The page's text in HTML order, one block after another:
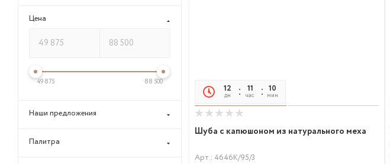
12
дн
11
час
10
мин
Шуба с капюшоном из натурального меха
Арт.: 4646К/95/3
Цена
49 875 88 500
Наши предложения
Палитра